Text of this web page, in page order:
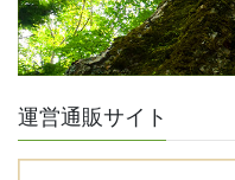
運営通販サイト